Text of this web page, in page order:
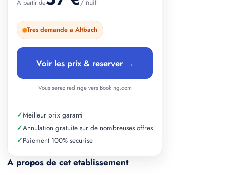
A propos de cet etablissement
A partir de / nuit
Tres demande a Altbach
Voir les prix & reserver →
Vous serez redirige vers Booking.com
✓Meilleur prix garanti
✓Annulation gratuite sur de nombreuses offres
✓Paiement 100% securise